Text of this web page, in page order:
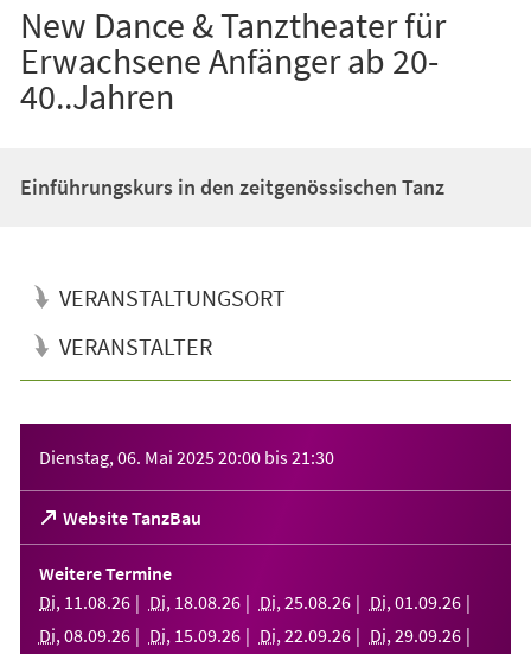
New Dance & Tanztheater für
Erwachsene Anfänger ab 20-
40..Jahren
Einführungskurs in den zeitgenössischen Tanz
VERANSTALTUNGSORT
VERANSTALTER
Dienstag, 06. Mai 202520:00 bis21:30
Website TanzBau
(Öffnet
in
einem
neuen
Tab)
Weitere Termine
Di, 11 .08.26 Di, 18.08.26 Di, 25.08.26 Di, 01 .09.26
Di, 08.09.26 Di, 15.09.26 Di, 22.09.26 Di, 29.09.26